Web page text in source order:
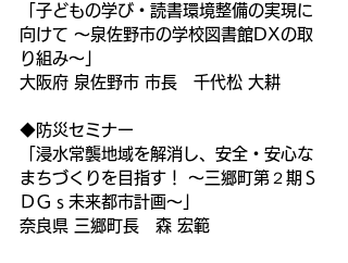
「子どもの学び・読書環境整備の実現に
向けて ～泉佐野市の学校図書館DXの取
り組み～」
大阪府 泉佐野市 市長　千代松 大耕
◆防災セミナー
「浸水常襲地域を解消し、安全・安心な
まちづくりを目指す！ ～三郷町第２期Ｓ
ＤＧｓ未来都市計画～」
奈良県 三郷町長　森 宏範